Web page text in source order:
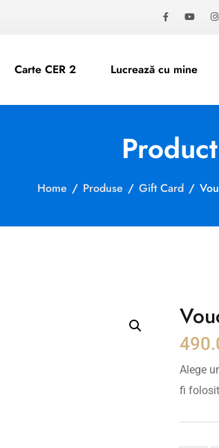
Carte CER 2 Lucrează cu mine
Product
Home / Produse / Gift Card /
Alege
fi